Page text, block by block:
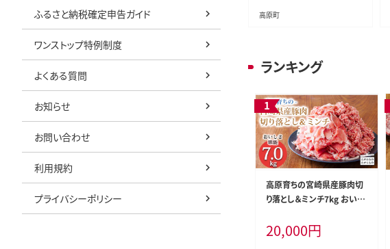
ふるさと納税確定申告ガイド
ワンストップ特例制度
よくある質問
お知らせ
お問い合わせ
利用規約
プライバシーポリシー
高原町
ランキング
高原育ちの宮崎県産豚肉切
り落とし＆ミンチ7kg おいし
お弁当 一人暮らし 万能食材
生姜焼き しゃぶしゃぶ ハン
20,000円